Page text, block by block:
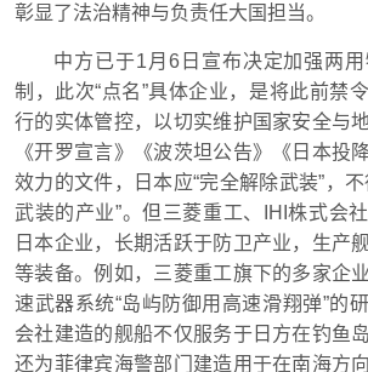
彰显了法治精神与负责任大国担当。
中方已于1月6日宣布决定加强两
制，此次“点名”具体企业，是将此前禁
行的实体管控，以切实维护国家安全与
《开罗宣言》《波茨坦公告》《日本投
效力的文件，日本应“完全解除武装”，
武装的产业”。但三菱重工、IHI株式会
日本企业，长期活跃于防卫产业，生产
等装备。例如，三菱重工旗下的多家企
速武器系统“岛屿防御用高速滑翔弹”的
会社建造的舰船不仅服务于日方在钓鱼
还为菲律宾海警部门建造用于在南海方